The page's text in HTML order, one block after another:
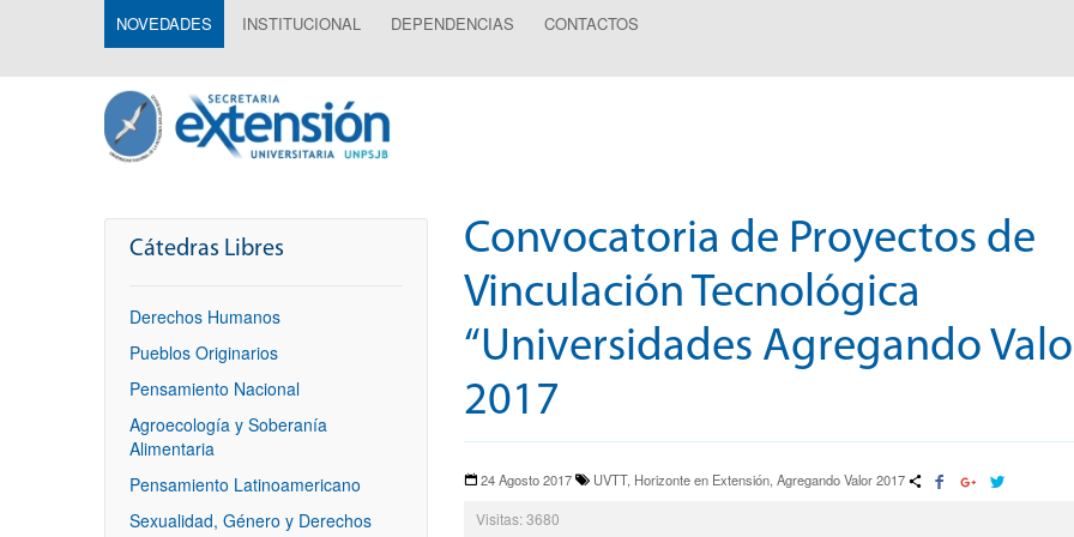
NOVEDADES INSTITUCIONAL DEPENDENCIAS CONTACTOS
Cátedras Libres
Derechos Humanos
Pueblos Originarios
Pensamiento Nacional
Agroecología y Soberanía
Alimentaria
Pensamiento Latinoamericano
Sexualidad, Género y Derechos
Convocatoria de Proyectos de
Vinculación Tecnológica
“Universidades Agregando
2017
24 Agosto 2017 UVTT, Horizonte en Extensión, Agregando Valor 2017
Visitas: 3680